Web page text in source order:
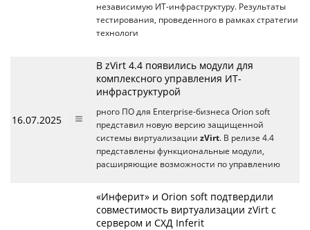
независимую ИТ-инфраструктуру. Результаты
тестирования, проведенного в рамках стратегии
технологи
16.07.2025
В zVirt 4.4 появились модули для
комплексного управления ИТ-
инфраструктурой
рного ПО для Enterprise-бизнеса Orion soft
представил новую версию защищенной
системы виртуализации zVirt. В релизе 4.4
представлены функциональные модули,
расширяющие возможности по управлению
«Инферит» и Orion soft подтвердили
совместимость виртуализации zVirt с
сервером и СХД Inferit